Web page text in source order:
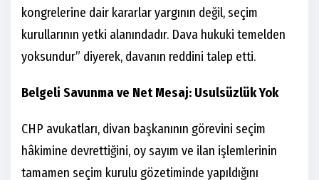
kongrelerine dair kararlar yargının değil, seçim
kurullarının yetki alanındadır. Dava hukuki temelden
yoksundur” diyerek, davanın reddini talep etti.
Belgeli Savunma ve Net Mesaj: Usulsüzlük Yok
CHP avukatları, divan başkanının görevini seçim
hâkimine devrettiğini, oy sayım ve ilan işlemlerinin
tamamen seçim kurulu gözetiminde yapıldığını